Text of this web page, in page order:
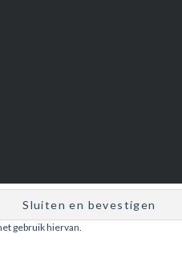
WordPress
gebruik hiervan.